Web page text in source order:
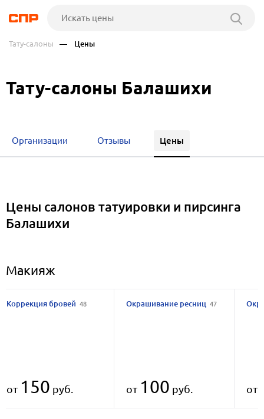
Тату-салоны — Цены
Тату-салоны Балашихи
Организации Отзывы Цены
Цены салонов татуировки и пирсинга
Балашихи
Макияж
Коррекция бровей 48 Окрашивание ресниц47
от 150 руб. от 100 руб. от